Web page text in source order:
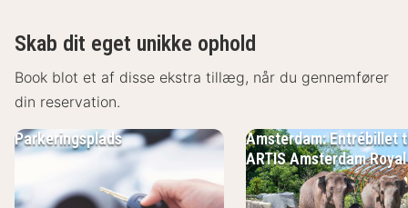
Skab dit eget unikke ophold
Book blot et af disse ekstra tillæg, når du gennemfører
din reservation.
Amsterdam: Entrébillet
ARTIS Amsterdam
Parkeringsplads